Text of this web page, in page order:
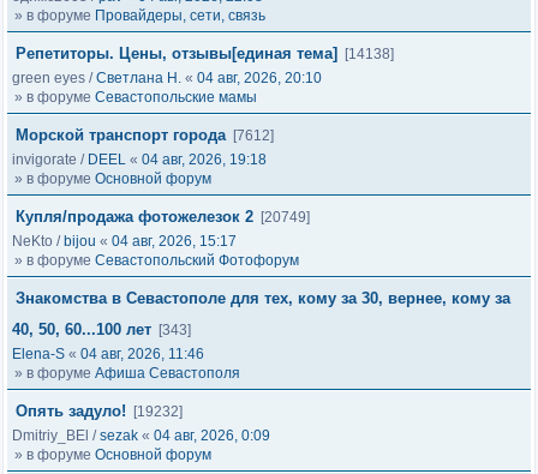
» в форуме Провайдеры, сети, связь
Репетиторы. Цены, отзывы[единая тема]
[14138]
green eyes /Светлана Н. « 04 авг, 2026, 20:10
» в форуме Севастопольские мамы
Морской транспорт города [7612]
invigorate / DEEL « 04 авг, 2026, 19:18
» в форуме Основной форум
Купля/продажа фотожелезок 2 [20749]
NeKto / bijou « 04 авг, 2026, 15:17
» в форуме Севастопольский Фотофорум
Знакомства в Севастополе для тех, кому за 30, вернее, кому за
40, 50, 60...100 лет [343]
Elena-S « 04 авг, 2026, 11:46
» в форуме Афиша Севастополя
Опять задуло!
[19232]
Dmitriy_BEl /sezak « 04 авг, 2026, 0:09
» в форуме Основной форум